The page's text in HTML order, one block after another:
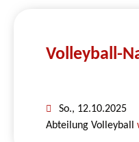
Volleyball-
So., 12.10.2025
Abteilung Volleyball